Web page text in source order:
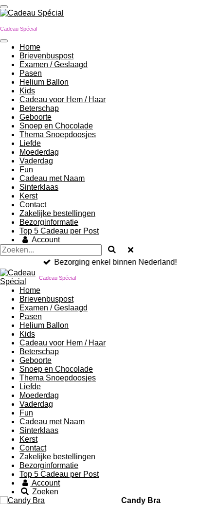
Ga
direct
naar
hoofdinhoud
Cadeau Spécial
Home
Brievenbuspost
Examen / Geslaagd
Pasen
Helium Ballon
Kids
Cadeau voor Hem / Haar
Beterschap
Geboorte
Snoep en Chocolade
Thema Snoepdoosjes
Liefde
Moederdag
Vaderdag
Fun
Cadeau met Naam
Sinterklaas
Kerst
Contact
Zakelijke bestellingen
Bezorginformatie
Top 5 Cadeau per Post
Account
Bezorging enkel binnen Nederland!
Cadeau Spécial
Home
Brievenbuspost
Examen / Geslaagd
Pasen
Helium Ballon
Kids
Cadeau voor Hem / Haar
Beterschap
Geboorte
Snoep en Chocolade
Thema Snoepdoosjes
Liefde
Moederdag
Vaderdag
Fun
Cadeau met Naam
Sinterklaas
Kerst
Contact
Zakelijke bestellingen
Bezorginformatie
Top 5 Cadeau per Post
Account
Zoeken
Candy Bra